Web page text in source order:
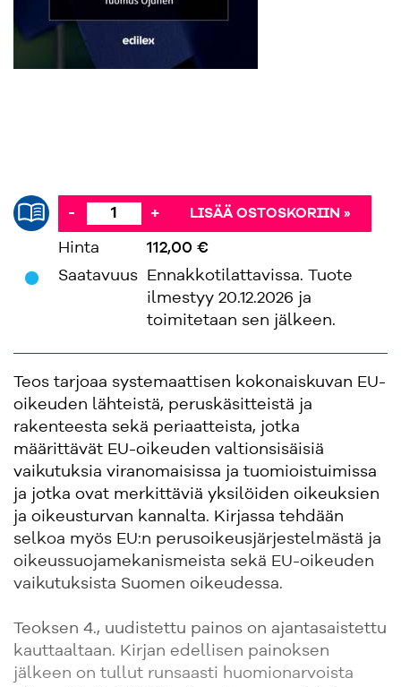
- + LISÄÄ OSTOSKORIIN »
Hinta
112,00 €
Saatavuus
Ennakkotilattavissa. Tuote
ilmestyy 20.12.2026 ja
toimitetaan sen jälkeen.
Teos tarjoaa systemaattisen kokonaiskuvan EU-
oikeuden lähteistä, peruskäsitteistä ja
rakenteesta sekä periaatteista, jotka
määrittävät EU-oikeuden valtionsisäisiä
vaikutuksia viranomaisissa ja tuomioistuimissa
ja jotka ovat merkittäviä yksilöiden oikeuksien
ja oikeusturvan kannalta. Kirjassa tehdään
selkoa myös EU:n perusoikeusjärjestelmästä ja
oikeussuojamekanismeista sekä EU-oikeuden
vaikutuksista Suomen oikeudessa.
Teoksen 4., uudistettu painos on ajantasaistettu
kauttaaltaan. Kirjan edellisen painoksen
jälkeen on tullut runsaasti huomionarvoista